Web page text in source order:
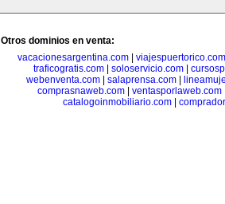
Otros dominios en venta:
vacacionesargentina.com
viajespuertorico.com
traficogratis.com| soloservicio.com|
webenventa.com
salaprensa.com
comprasnaweb.com
ventasporlaweb.com
catalogoinmobiliario.com|